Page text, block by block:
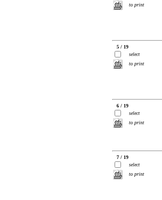
to print
5 / 19
select
to print
6 / 19
select
to print
7 / 19
select
to print